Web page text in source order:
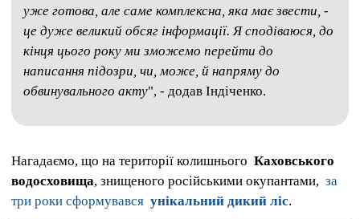
уже готова, але саме комплексна, яка має звести, -
це дуже великий обсяг інформації. Я сподіваюся, до
кінця цього року ми зможемо перейти до
написання підозри, чи, може, й напряму до
обвинувального акту", - додав Індіченко.
Нагадаємо, що на території колишнього Каховського
водосховища, знищеного російськими окупантами, за
три роки сформувався унікальний дикий ліс.